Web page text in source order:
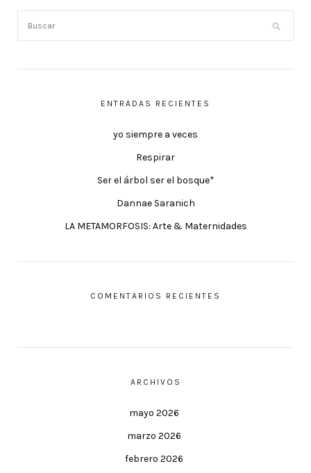
ENTRADAS RECIENTES
yo siempre a veces
Respirar
Ser el árbol ser el bosque*
Dannae Saranich
LA METAMORFOSIS: Arte & Maternidades
COMENTARIOS RECIENTES
ARCHIVOS
mayo 2026
marzo 2026
febrero 2026